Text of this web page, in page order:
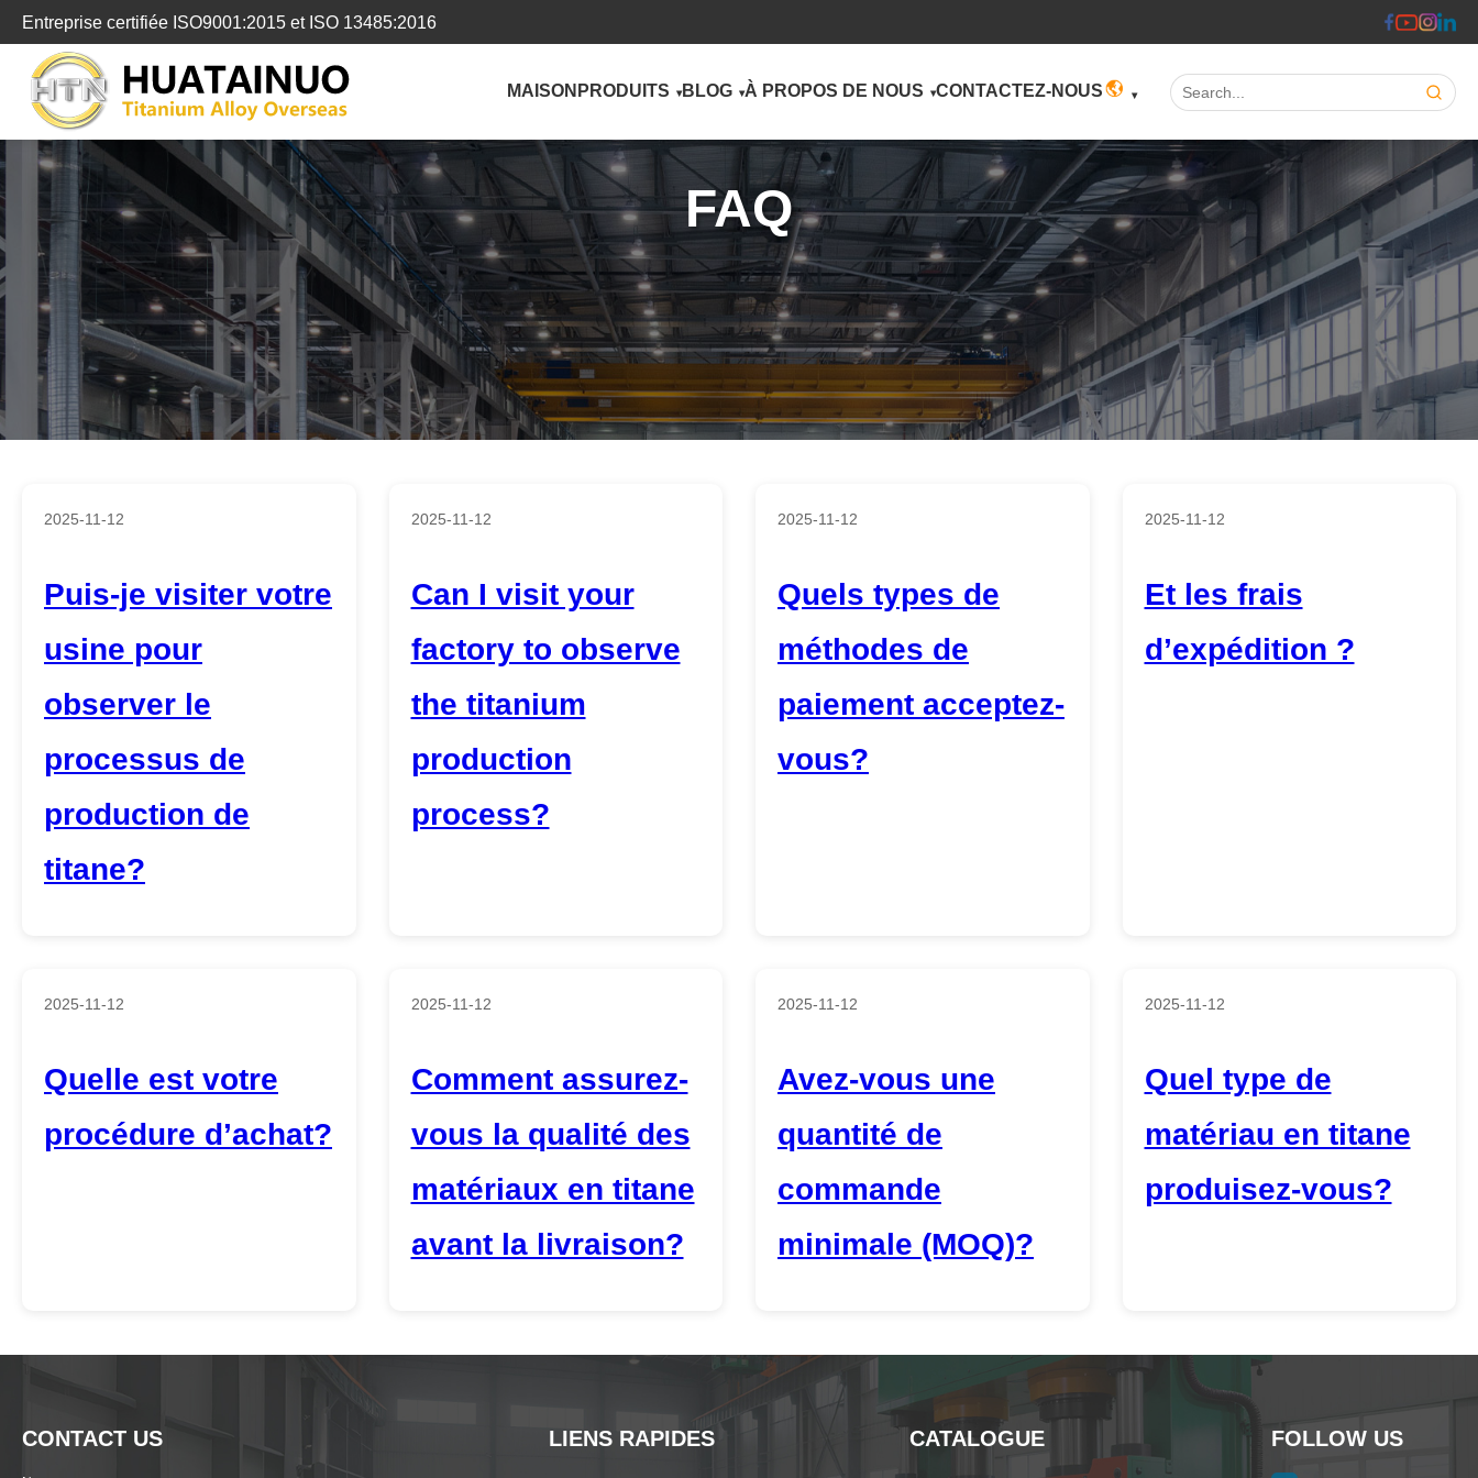
转
Entreprise certifiée ISO9001:2015 et ISO 13485:2016
MAISON PRODUITS BLOG À PROPOS DE NOUS CONTACTEZ-NOUS Search:
FAQ
2025-11-12
Puis-je visiter votre
usine pour
observer le
processus de
production de
titane?
2025-11-12
Can I visit your
factory to observe
the titanium
production
process?
2025-11-12
Quels types de
méthodes de
paiement acceptez-
vous?
2025-11-12
Et les frais
d’expédition ?
2025-11-12
Quelle est votre
procédure d’achat?
2025-11-12
Comment assurez-
vous la qualité des
matériaux en titane
avant la livraison?
2025-11-12
Avez-vous une
quantité de
commande
minimale (MOQ)?
2025-11-12
Quel type de
matériau en titane
produisez-vous?
CONTACT US LIENS RAPIDES CATALOGUE FOLLOW US